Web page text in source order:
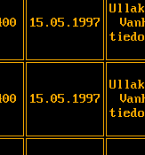
15.05.1997
15.05.1997